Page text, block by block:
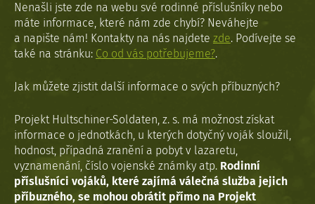
Nenašli jste zde na webu své rodinné příslušníky nebo
máte informace, které nám zde chybí? Neváhejte
a napište nám! Kontakty na nás najdete zde. Podívejte se
také na stránku: Co od vás potřebujeme?.
Jak můžete zjistit další informace o svých příbuzných?
Projekt Hultschiner-Soldaten, z. s. má možnost získat
informace o jednotkách, u kterých dotyčný voják sloužil,
hodnost, případná zranění a pobyt v lazaretu,
vyznamenání, číslo vojenské známky atp. Rodinní
příslušníci vojáků, které zajímá válečná služba jejich
příbuzného, se mohou obrátit přímo na Projekt